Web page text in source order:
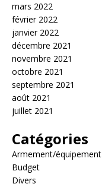
mars 2022
février 2022
janvier 2022
décembre 2021
novembre 2021
octobre 2021
septembre 2021
août 2021
juillet 2021
Catégories
Armement/équipement
Budget
Divers